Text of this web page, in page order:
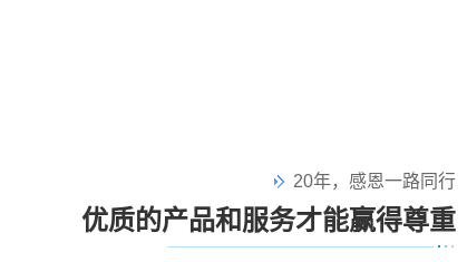
20年，感恩一路同行
优质的产品和服务才能赢得尊重